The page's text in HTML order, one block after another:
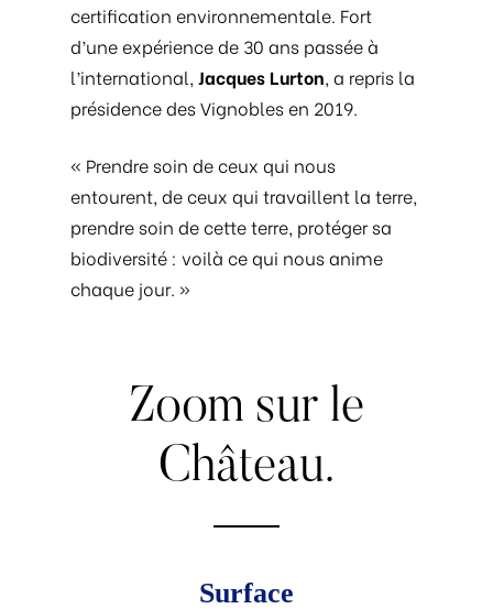
certification environnementale. Fort
d’une expérience de 30 ans passée à
l’international,Jacques Lurton, a repris la
présidence des Vignobles en 2019.
« Prendre soin de ceux qui nous
entourent, de ceux qui travaillent la terre,
prendre soin de cette terre, protéger sa
biodiversité : voilà ce qui nous anime
chaque jour. »
Zoom sur le
Château.
Surface